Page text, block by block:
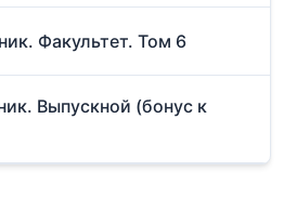
Факультет. Том 6
Выпускной (бонус к